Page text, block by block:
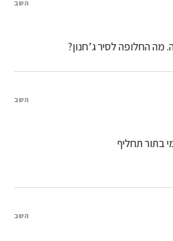
החלופה לסיר ג’חנון?
השב
בתור תחליף
השב
השב